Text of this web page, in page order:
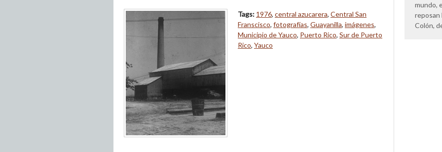
Tags: 1976, central azucarera, Central San
Franscisco, fotografías, Guayanilla, imágenes,
Municipio de Yauco, Puerto Rico, Sur de Puerto
Rico, Yauco
mundo,
reposan
Colón,